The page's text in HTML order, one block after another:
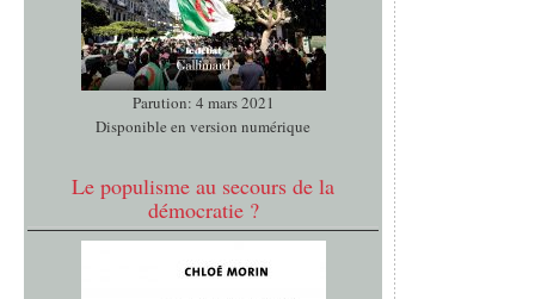
Parution: 4 mars 2021
Disponible en version numérique
Le populisme au secours de la
démocratie ?